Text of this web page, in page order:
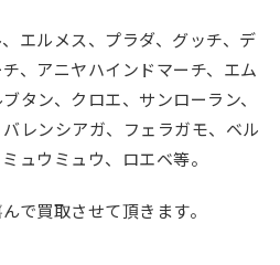
エルメス、プラダ、グッチ、デ
、アニヤハインドマーチ、エム
タン、クロエ、サンローラン、
レンシアガ、フェラガモ、ベル
ュウミュウ、ロエベ等。
で買取させて頂きます。